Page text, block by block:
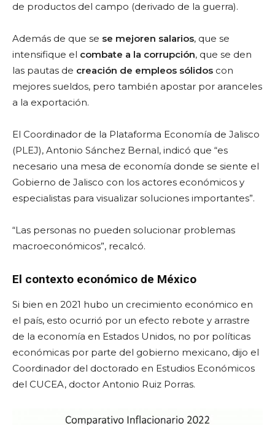
de productos del campo (derivado de la guerra).
Además de que se se mejoren salarios, que se
intensifique el combate a la corrupción, que se den
las pautas de creación de empleos sólidos con
mejores sueldos, pero también apostar por aranceles
a la exportación.
El Coordinador de la Plataforma Economía de Jalisco
(PLEJ), Antonio Sánchez Bernal, indicó que “es
necesario una mesa de economía donde se siente el
Gobierno de Jalisco con los actores económicos y
especialistas para visualizar soluciones importantes”.
“Las personas no pueden solucionar problemas
macroeconómicos”, recalcó.
El contexto económico de México
Si bien en 2021 hubo un crecimiento económico en
el país, esto ocurrió por un efecto rebote y arrastre
de la economía en Estados Unidos, no por políticas
económicas por parte del gobierno mexicano, dijo el
Coordinador del doctorado en Estudios Económicos
del CUCEA, doctor Antonio Ruiz Porras.